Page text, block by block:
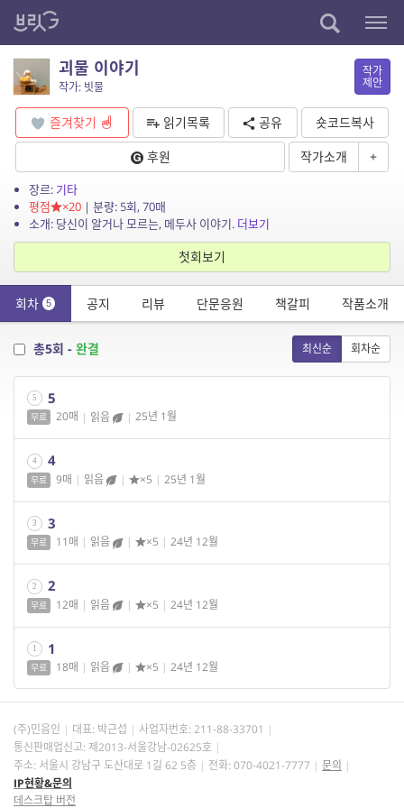
괴물 이야기
작가: 빗물
작가
제안
즐겨찾기 읽기목록 공유
숏코드복사
후원
작가소개 +
장르: 기타
평점
×20| 분량: 5회, 70매
소개: 당신이 알거나 모르는, 메두사 이야기. 더보기
첫회보기
회차 5 공지 리뷰 단문응원 책갈피 작품소개
총5회 - 완결 최신순 회차순
5 5
무료 20매 | 읽음 | 25년 1월
4 4
무료 9매 | 읽음 | ×5 | 25년 1월
3 3
무료 11매 | 읽음 | ×5 | 24년 12월
2 2
무료 12매 | 읽음 | ×5 | 24년 12월
1 1
무료 18매 | 읽음 | ×5 | 24년 12월
(주)민음인 대표: 박근섭 사업자번호: 211-88-33701
통신판매업신고: 제2013-서울강남-02625호
주소: 서울시 강남구 도산대로 1길 62 5층
전화: 070-4021-7777
문의
IP현황&문의
데스크탑 버전